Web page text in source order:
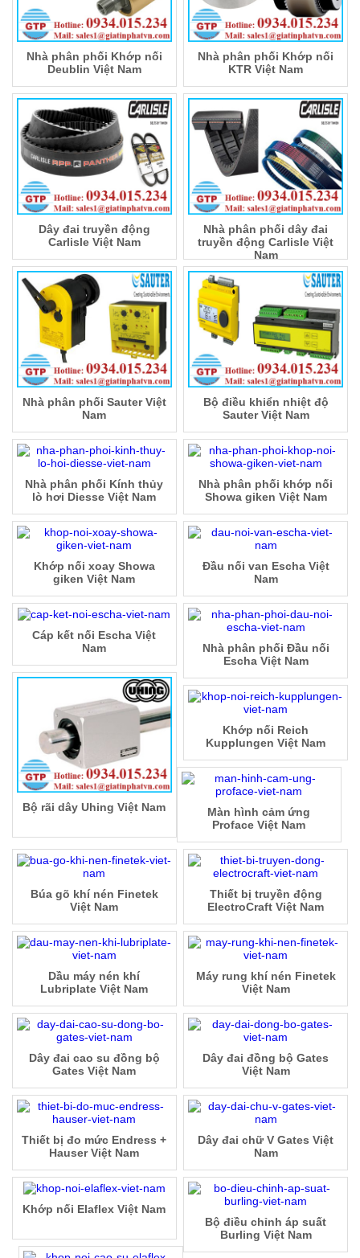
Nhà phân phối Khớp nối
Deublin Việt Nam
Nhà phân phối Khớp nối
KTR Việt Nam
Dây đai truyền động
Carlisle Việt Nam
Nhà phân phối dây đai
truyền động Carlisle Việt
Nam
Nhà phân phối Sauter Việt
Nam
Bộ điều khiển nhiệt độ
Sauter Việt Nam
Nhà phân phối Kính thủy
lò hơi Diesse Việt Nam
Nhà phân phối khớp nối
Showa giken Việt Nam
Khớp nối xoay Showa
giken Việt Nam
Đầu nối van Escha Việt
Nam
Cáp kết nối Escha Việt
Nam
Nhà phân phối Đầu nối
Escha Việt Nam
Bộ rãi dây Uhing Việt Nam
Khớp nối Reich
Kupplungen Việt Nam
Màn hình cảm ứng
Proface Việt Nam
Thiết bị truyền động
ElectroCraft Việt Nam
Búa gõ khí nén Finetek
Việt Nam
Máy rung khí nén Finetek
Việt Nam
Dầu máy nén khí
Lubriplate Việt Nam
Dây đai đồng bộ Gates
Việt Nam
Dây đai cao su đồng bộ
Gates Việt Nam
Dây đai chữ V Gates Việt
Nam
Thiết bị đo mức Endress +
Hauser Việt Nam
Bộ điều chỉnh áp suất
Burling Việt Nam
Khớp nối Elaflex Việt Nam